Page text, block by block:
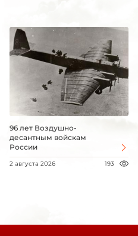
96 лет Воздушно-
десантным войскам
России
2 августа 2026 193